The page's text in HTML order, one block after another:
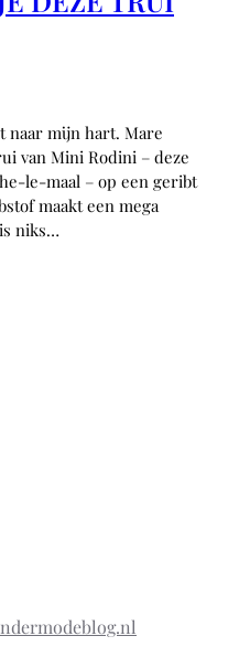
naar mijn hart. Mare
van Mini Rodini – deze
le-maal – op een geribt
maakt een mega
niks…